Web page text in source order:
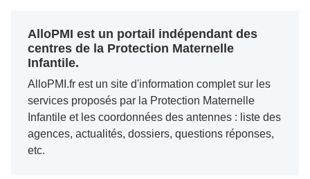
AlloPMI est un portail indépendant des
centres de la Protection Maternelle
Infantile.
AlloPMI.fr est un site d'information complet sur les
services proposés par la Protection Maternelle
Infantile et les coordonnées des antennes : liste des
agences, actualités, dossiers, questions réponses,
etc.